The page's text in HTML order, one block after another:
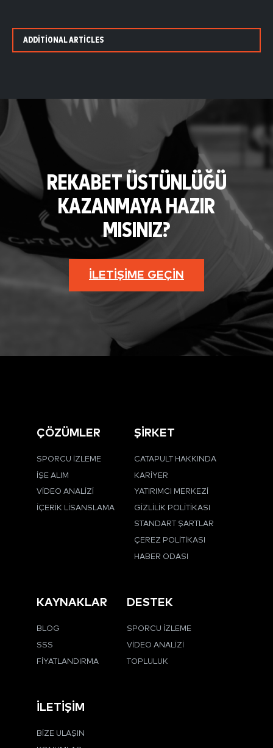
ADDITIONAL ARTICLES
REKABET ÜSTÜNLÜĞÜ
KAZANMAYA HAZIR
MISINIZ?
İLETIŞIME GEÇIN
ÇÖZÜMLER
SPORCU İZLEME
İŞE ALIM
VIDEO ANALIZI
İÇERIK LISANSLAMA
ŞİRKET
CATAPULT HAKKINDA
KARIYER
YATIRIMCI MERKEZI
GIZLILIK POLITIKASI
STANDART ŞARTLAR
ÇEREZ POLITIKASI
HABER ODASI
KAYNAKLAR
BLOG
SSS
FIYATLANDIRMA
DESTEK
SPORCU İZLEME
VIDEO ANALIZI
TOPLULUK
İLETIŞIM
BIZE ULAŞIN